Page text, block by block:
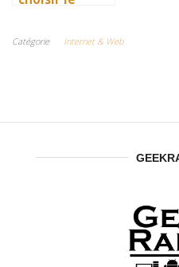
besoins de
Catégorie Internet & Web